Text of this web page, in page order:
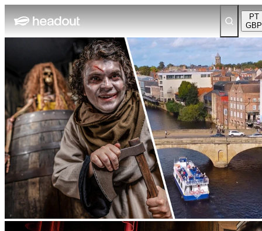
PT
GBP